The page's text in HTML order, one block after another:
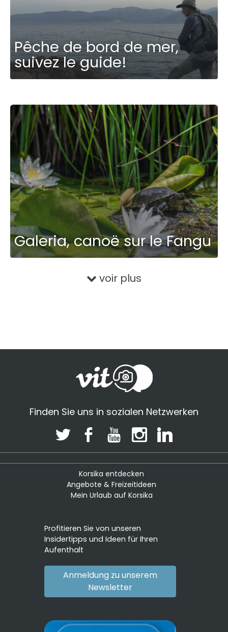
Pêche de bord de mer,
suivez le guide!
Galeria, canoë sur le Fangu
voir plus
Finden Sie uns in sozialen Netzwerken
Korsika entdecken
Angebote & Freizeitideen
Mein Urlaub auf Korsika
Profitieren Sie von unseren
Insidertipps und Ideen für Ihren
Aufenthalt
Anmeldung zu unserem
Newsletter